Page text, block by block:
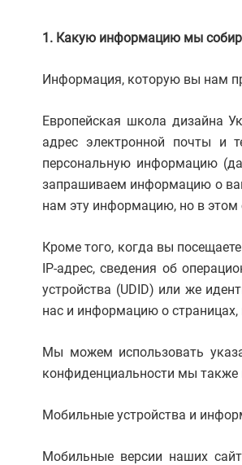
1. Какую информацию мы
Информация, которую вы нам
Европейская школа дизайна
адрес электронной почты и
персональную информацию
запрашиваем информацию о
нам эту информацию, но в этом
Кроме того, когда вы
IP-адрес, сведения об
устройства (UDID) или же
нас и информацию о
Мы можем использовать
конфиденциальности мы
Мобильные устройства и
Мобильные версии наших